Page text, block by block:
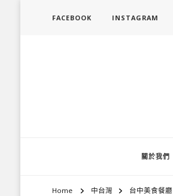
FACEBOOK INSTAGRAM
關於我們
Home 中台灣 台中美食餐廳